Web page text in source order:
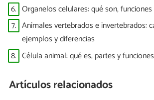
6. Organelos celulares: qué son,
7. Animales vertebrados e invertebrados:
ejemplos y diferencias
8. Célula animal: qué es, partes y funciones
Artículos relacionados